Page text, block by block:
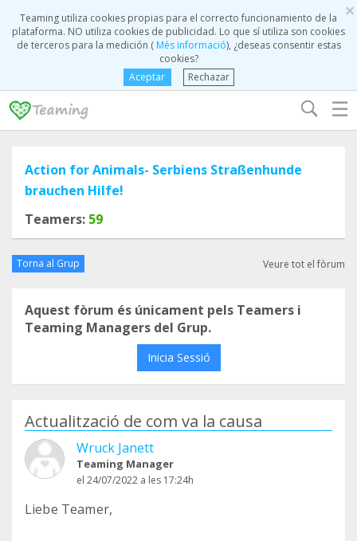
×
Teaming utiliza cookies propias para el correcto funcionamiento de la
plataforma. NO utiliza cookies de publicidad. Lo que sí utiliza son cookies
de terceros para la medición (Més informació), ¿deseas consentir estas
cookies?
Aceptar
Rechazar
☰
Action for Animals- Serbiens Straßenhunde
brauchen Hilfe!
Teamers: 59
Torna al Grup Veure tot el fòrum
Aquest fòrum és únicament pels Teamers i
Teaming Managers del Grup.
Inicia Sessió
Actualització de com va la causa
Wruck Janett
Teaming Manager
el 24/07/2022 a les 17:24h
Liebe Teamer,